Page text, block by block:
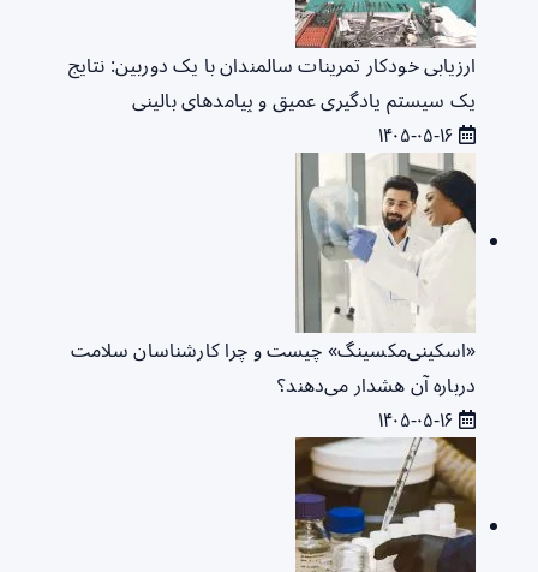
ارزیابی خودکار تمرینات سالمندان با یک دوربین: نتایج
یک سیستم یادگیری عمیق و پیامدهای بالینی
«اسکینی‌مکسینگ» چیست و چرا کارشناسان سلامت
درباره آن هشدار می‌دهند؟